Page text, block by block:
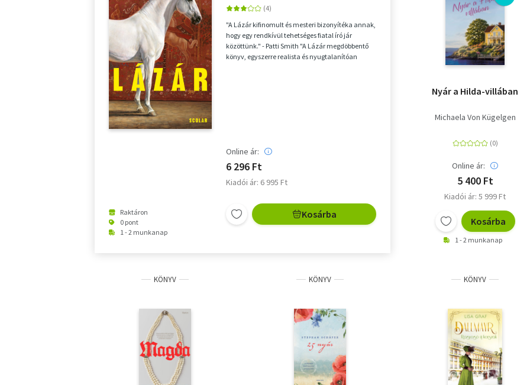
Raktáron
0 pont
1 - 2 munkanap
"A Lázár kifinomult és mesteri bizonyítéka annak,
hogy egy rendkívül tehetséges fiatal író jár
közöttünk." - Patti Smith "A Lázár megdöbbentő
könyv, egyszerre realista és nyugtalanítóan
Online ár:
6 296 Ft
Kiadói ár: 6 995 Ft
Kosárba
Nyár a Hilda-villában
Michaela Von Kügelgen
Online ár:
5 400 Ft
Kiadói ár: 5 999 Ft
Kosárba
1 - 2 munkanap
KÖNYV KÖNYV KÖNYV